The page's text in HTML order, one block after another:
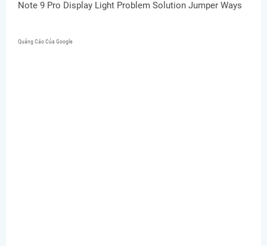
Note 9 Pro Display Light Problem Solution Jumper Ways
Quảng Cáo Của Google